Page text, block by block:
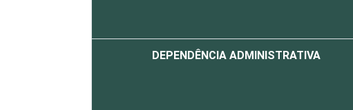
DEPENDÊNCIA ADMINISTRATIVA